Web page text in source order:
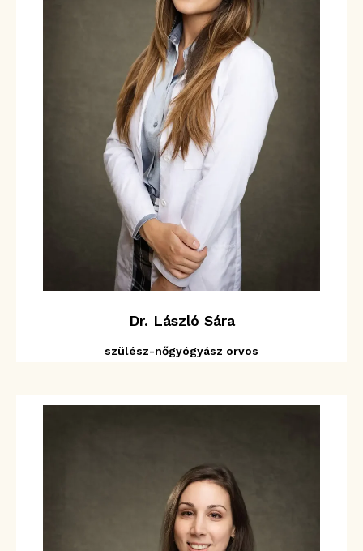
Dr. László Sára
szülész-nőgyógyász orvos